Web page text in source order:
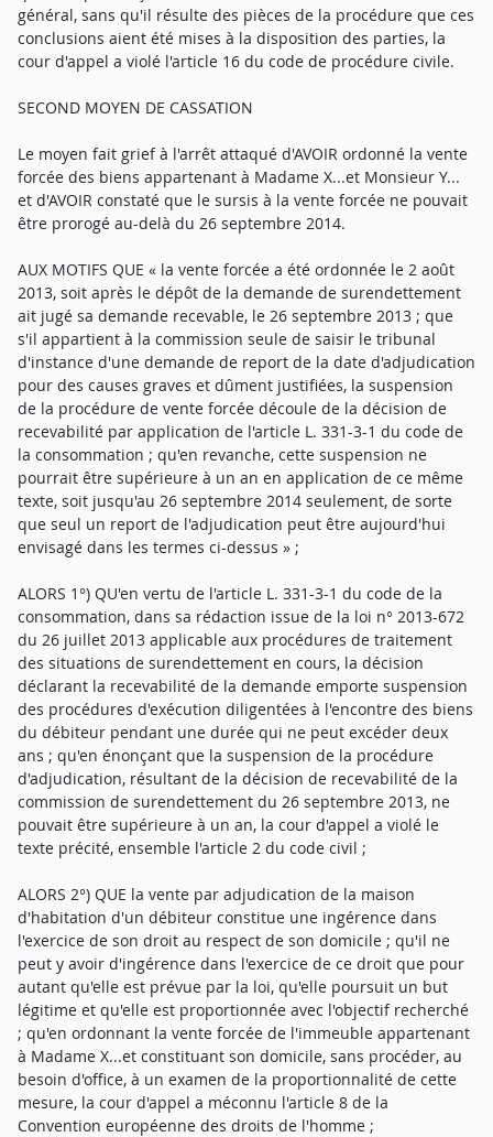
général, sans qu'il résulte des pièces de la procédure que ces
conclusions aient été mises à la disposition des parties, la
cour d'appel a violé l'article 16 du code de procédure civile.
SECOND MOYEN DE CASSATION
Le moyen fait grief à l'arrêt attaqué d'AVOIR ordonné la vente
forcée des biens appartenant à Madame X...et Monsieur Y...
et d'AVOIR constaté que le sursis à la vente forcée ne pouvait
être prorogé au-delà du 26 septembre 2014.
AUX MOTIFS QUE « la vente forcée a été ordonnée le 2 août
2013, soit après le dépôt de la demande de surendettement
ait jugé sa demande recevable, le 26 septembre 2013 ; que
s'il appartient à la commission seule de saisir le tribunal
d'instance d'une demande de report de la date d'adjudication
pour des causes graves et dûment justifiées, la suspension
de la procédure de vente forcée découle de la décision de
recevabilité par application de l'article L. 331-3-1 du code de
la consommation ; qu'en revanche, cette suspension ne
pourrait être supérieure à un an en application de ce même
texte, soit jusqu'au 26 septembre 2014 seulement, de sorte
que seul un report de l'adjudication peut être aujourd'hui
envisagé dans les termes ci-dessus » ;
ALORS 1°) QU'en vertu de l'article L. 331-3-1 du code de la
consommation, dans sa rédaction issue de la loi n° 2013-672
du 26 juillet 2013 applicable aux procédures de traitement
des situations de surendettement en cours, la décision
déclarant la recevabilité de la demande emporte suspension
des procédures d'exécution diligentées à l'encontre des biens
du débiteur pendant une durée qui ne peut excéder deux
ans ; qu'en énonçant que la suspension de la procédure
d'adjudication, résultant de la décision de recevabilité de la
commission de surendettement du 26 septembre 2013, ne
pouvait être supérieure à un an, la cour d'appel a violé le
texte précité, ensemble l'article 2 du code civil ;
ALORS 2°) QUE la vente par adjudication de la maison
d'habitation d'un débiteur constitue une ingérence dans
l'exercice de son droit au respect de son domicile ; qu'il ne
peut y avoir d'ingérence dans l'exercice de ce droit que pour
autant qu'elle est prévue par la loi, qu'elle poursuit un but
légitime et qu'elle est proportionnée avec l'objectif recherché
; qu'en ordonnant la vente forcée de l'immeuble appartenant
à Madame X...et constituant son domicile, sans procéder, au
besoin d'office, à un examen de la proportionnalité de cette
mesure, la cour d'appel a méconnu l'article 8 de la
Convention européenne des droits de l'homme ;